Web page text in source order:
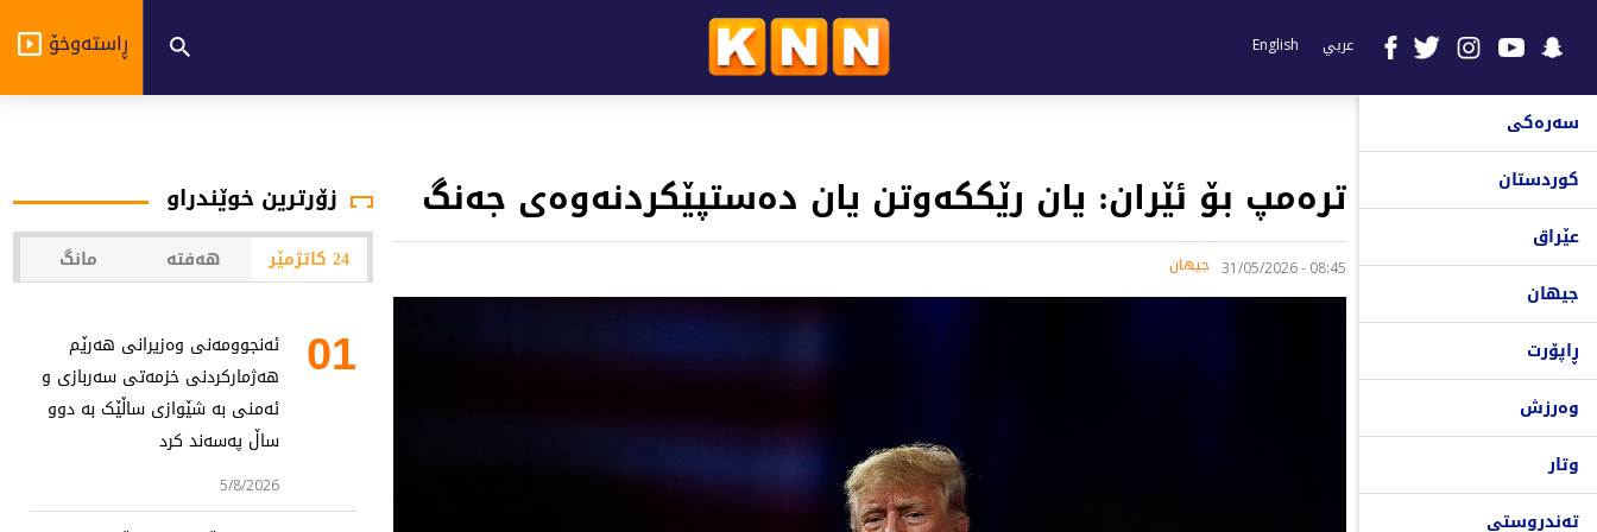
عربي English ڕاستەوخۆ
سەرەکی
کوردستان
عێراق
جیهان
ڕاپۆرت
وەرزش
وتار
تەندروستی
ترەمپ بۆ ئێران: یان رێککەوتن یان دەستپێکردنەوەی جەنگ
08:45 - 31/05/2026 جیهان
زۆرترین خوێندراو
24 کاتژمێر هەفتە مانگ
01
ئەنجوومەنی وەزیرانی هەرێم
هەژمارکردنی خزمەتی سەربازی و
ئەمنی بە شێوازی ساڵێک بە دوو
ساڵ پەسەند کرد
5/8/2026